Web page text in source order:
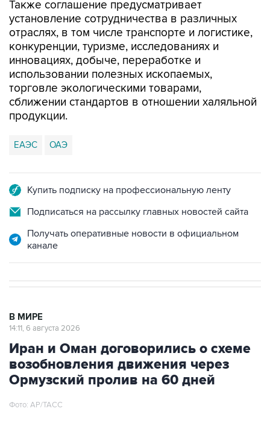
отраслях, в том числе транспорте и логистике,
конкуренции, туризме, исследованиях и
инновациях, добыче, переработке и
использовании полезных ископаемых,
торговле экологическими товарами,
сближении стандартов в отношении халяльной
продукции.
ЕАЭС ОАЭ
Подписаться на рассылку главных новостей сайта
Получать оперативные новости в официальном
Иран и Оман договорились о схеме
возобновления движения через
Ормузский пролив на 60 дней
Фото: AP/ТАСС
Москва. 6 августа. INTERFAX.RU - Иран и Оман